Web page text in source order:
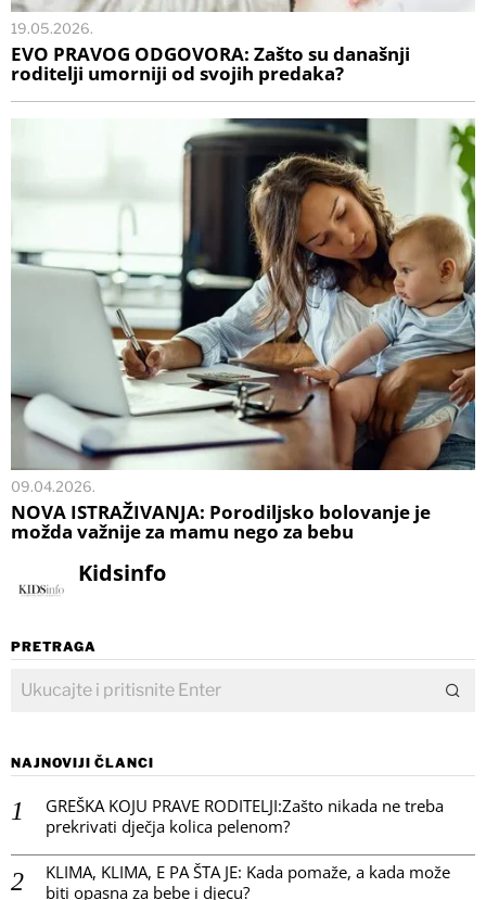
19.05.2026.
EVO PRAVOG ODGOVORA: Zašto su današnji
roditelji umorniji od svojih predaka?
09.04.2026.
NOVA ISTRAŽIVANJA: Porodiljsko bolovanje je
možda važnije za mamu nego za bebu
Kidsinfo
PRETRAGA
NAJNOVIJI ČLANCI
GREŠKA KOJU PRAVE RODITELJI:Zašto nikada ne treba
prekrivati dječja kolica pelenom?
KLIMA, KLIMA, E PA ŠTA JE: Kada pomaže, a kada može
biti opasna za bebe i djecu?